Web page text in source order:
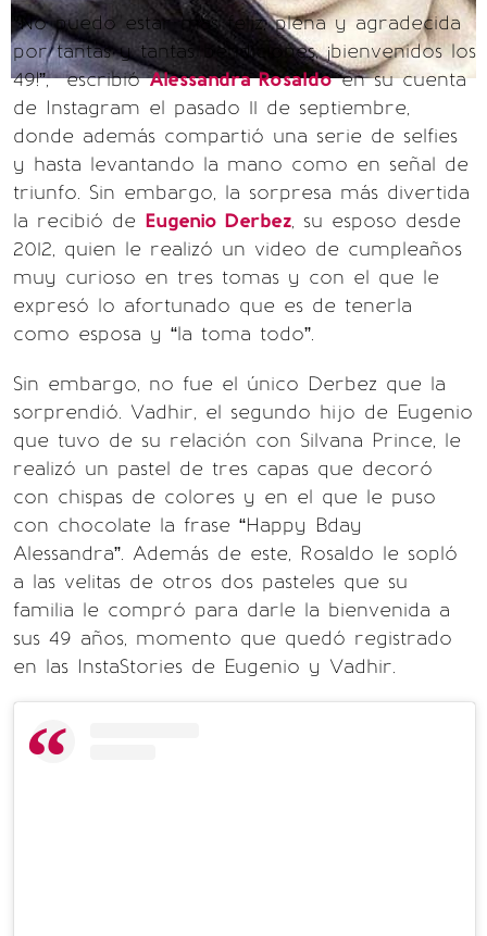
“No puedo estar más feliz, plena y agradecida
por tantas y tantas bendiciones, ¡bienvenidos los
49!”, escribióAlessandra Rosaldoen su cuenta
de Instagram el pasado 11 de septiembre,
donde además compartió una serie de selfies
y hasta levantando la mano como en señal de
triunfo. Sin embargo, la sorpresa más divertida
la recibió de Eugenio Derbez, su esposo desde
2012, quien le realizó un video de cumpleaños
muy curioso en tres tomas y con el que le
expresó lo afortunado que es de tenerla
como esposa y “la toma todo”.
Sin embargo, no fue el único Derbez que la
sorprendió. Vadhir, el segundo hijo de Eugenio
que tuvo de su relación con Silvana Prince, le
realizó un pastel de tres capas que decoró
con chispas de colores y en el que le puso
con chocolate la frase “Happy Bday
Alessandra”. Además de este, Rosaldo le sopló
a las velitas de otros dos pasteles que su
familia le compró para darle la bienvenida a
sus 49 años, momento que quedó registrado
en las InstaStories de Eugenio y Vadhir.